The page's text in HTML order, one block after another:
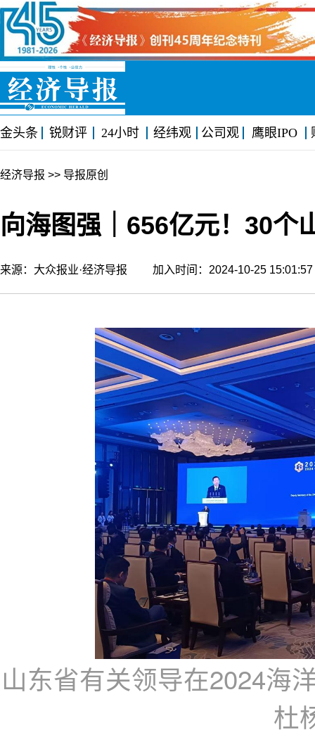
金头条 锐财评 24小时 经纬观 公司观 鹰眼IPO
经济导报 >> 导报原创
向海图强｜656亿元！30个
来源：大众报业·经济导报 加入时间：2024-10-25
山东省有关领导在2024海
杜